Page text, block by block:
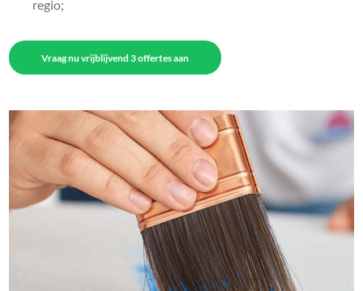
regio;
Vraag nu vrijblijvend 3 offertes aan